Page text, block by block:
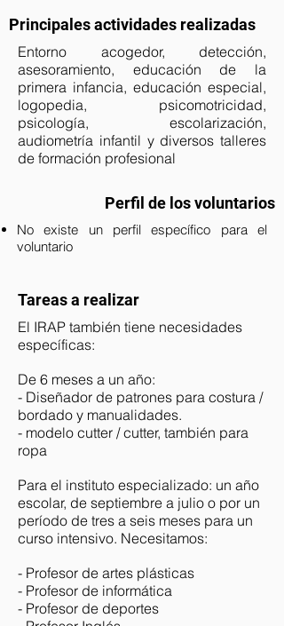
Principales actividades realizadas
Entorno acogedor, detección,
asesoramiento, educación de la
primera infancia, educación especial,
logopedia, psicomotricidad,
psicología, escolarización,
audiometría infantil y diversos talleres
de formación profesional
Perfil de los voluntarios
No existe un perfil específico para el
voluntario
Tareas a realizar
El IRAP también tiene necesidades
específicas:
De 6 meses a un año:
- Diseñador de patrones para costura /
bordado y manualidades.
- modelo cutter / cutter, también para
ropa
Para el instituto especializado: un año
escolar, de septiembre a julio o por un
período de tres a seis meses para un
curso intensivo. Necesitamos:
- Profesor de artes plásticas
- Profesor de informática
- Profesor de deportes